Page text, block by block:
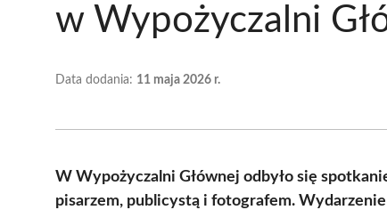
w Wypożyczalni
Data dodania: 11 maja 2026 r.
W Wypożyczalni Głównej odbyło się
pisarzem, publicystą i fotografem.